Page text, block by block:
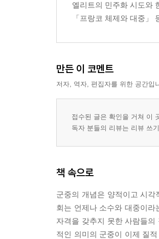
엘리트의 민주화 시도와
「프랑코 체제와 대중」
만든 이 코멘트
저자, 역자, 편집자를 위한 공간입
접수된 글은 확인을 거쳐 이
독자 분들의 리뷰는 리뷰 쓰
책 속으로
군중의 개념은 양적이고 시각
회는 언제나 소수와 대중이
자격을 갖추지 못한 사람들의
적인 의미의 군중이 이제 질